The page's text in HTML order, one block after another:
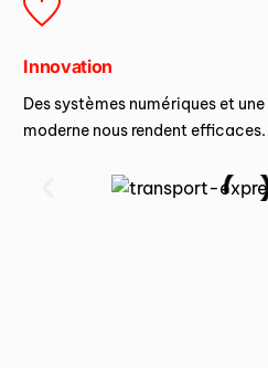
Innovation
Des systèmes numériques et
moderne nous rendent efficaces.